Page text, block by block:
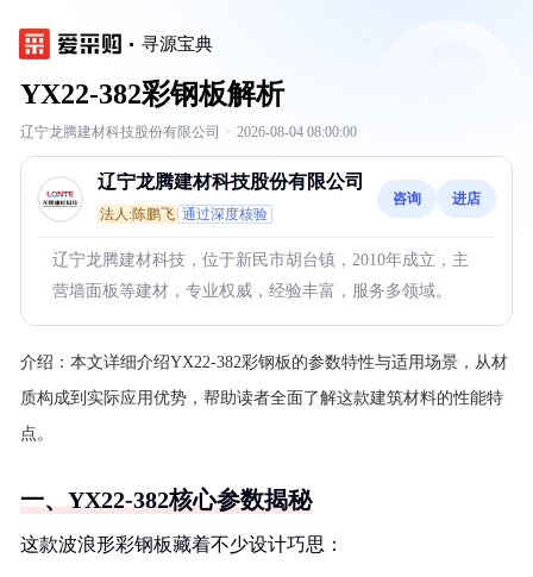
寻源宝典
YX22-382彩钢板解析
辽宁龙腾建材科技股份有限公司 · 2026-08-04 08:00:00
辽宁龙腾建材科技股份有限公司
法人:陈鹏飞 通过深度核验
咨询 进店
辽宁龙腾建材科技，位于新民市胡台镇，2010年成立，主
营墙面板等建材，专业权威，经验丰富，服务多领域。
介绍： 本文详细介绍YX22-382彩钢板的参数特性与适用场景，从材
质构成到实际应用优势，帮助读者全面了解这款建筑材料的性能特
点。
一、YX22-382核心参数揭秘
这款波浪形彩钢板藏着不少设计巧思：